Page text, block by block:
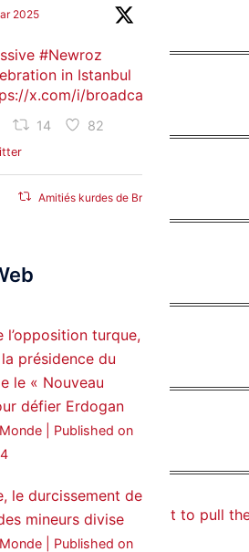
Decrees
curfews
years
look and decided not to pull
2025
#Newroz
in Istanbul
x.com/i/broadcasts/
14 82
Amitiés kurdes de Bretagne
2025
SDF appoints
Abgar Daoud
the ranks of
Military Council,
as official
We
you success
ܟܫܝܪܘܬܐ ܒܘܠܝܬܐ
l’opposition turque,
présidence du
le « Nouveau
défier Erdogan
Published on
le durcissement de
mineurs divise
Published on